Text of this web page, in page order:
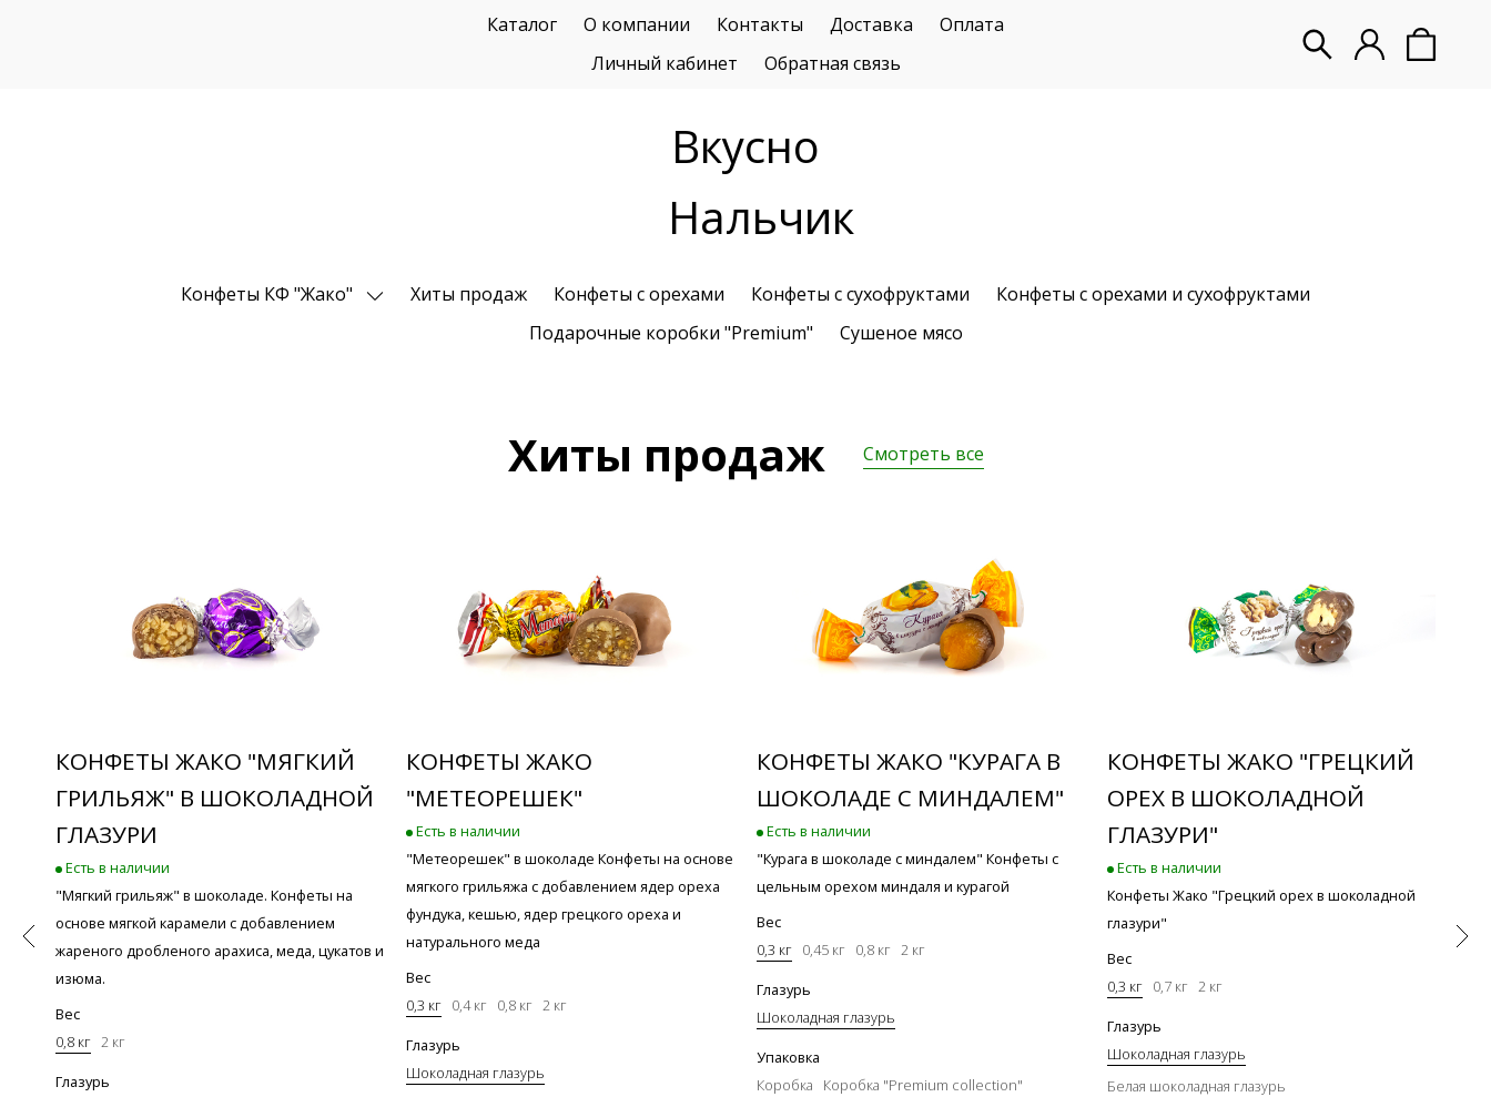
Каталог О компании Контакты Доставка
Оплата
Личный кабинет
Обратная связь
Вкусно
Нальчик
Конфеты КФ "Жако" Хиты продаж Конфеты с орехами Конфеты с сухофруктами
Конфеты с орехами и сухофруктами
Подарочные коробки "Premium"
Сушеное мясо
Хиты продаж Смотреть все
КОНФЕТЫ ЖАКО "МЯГКИЙ
ГРИЛЬЯЖ" В ШОКОЛАДНОЙ
ГЛАЗУРИ
Есть в наличии
"Мягкий грильяж" в шоколаде. Конфеты на
основе мягкой карамели с добавлением
жареного дробленого арахиса, меда, цукатов и
изюма.
Вес
0,8 кг 2 кг
Глазурь
КОНФЕТЫ ЖАКО
"МЕТЕОРЕШЕК"
Есть в наличии
"Метеорешек" в шоколаде Конфеты на основе
мягкого грильяжа с добавлением ядер ореха
фундука, кешью, ядер грецкого ореха и
натурального меда
Вес
0,3 кг 0,4 кг 0,8 кг
2 кг
Глазурь
Шоколадная глазурь
КОНФЕТЫ ЖАКО "КУРАГА В
ШОКОЛАДЕ С МИНДАЛЕМ"
Есть в наличии
"Курага в шоколаде с миндалем" Конфеты с
цельным орехом миндаля и курагой
Вес
0,3 кг 0,45 кг 0,8 кг
2 кг
Глазурь
Шоколадная глазурь
Упаковка
Коробка
Коробка "Premium collection"
КОНФЕТЫ ЖАКО "ГРЕЦКИЙ
ОРЕХ В ШОКОЛАДНОЙ
ГЛАЗУРИ"
Есть в наличии
Конфеты Жако "Грецкий орех в шоколадной
глазури"
Вес
0,3 кг 0,7 кг
2 кг
Глазурь
Шоколадная глазурь
Белая шоколадная глазурь